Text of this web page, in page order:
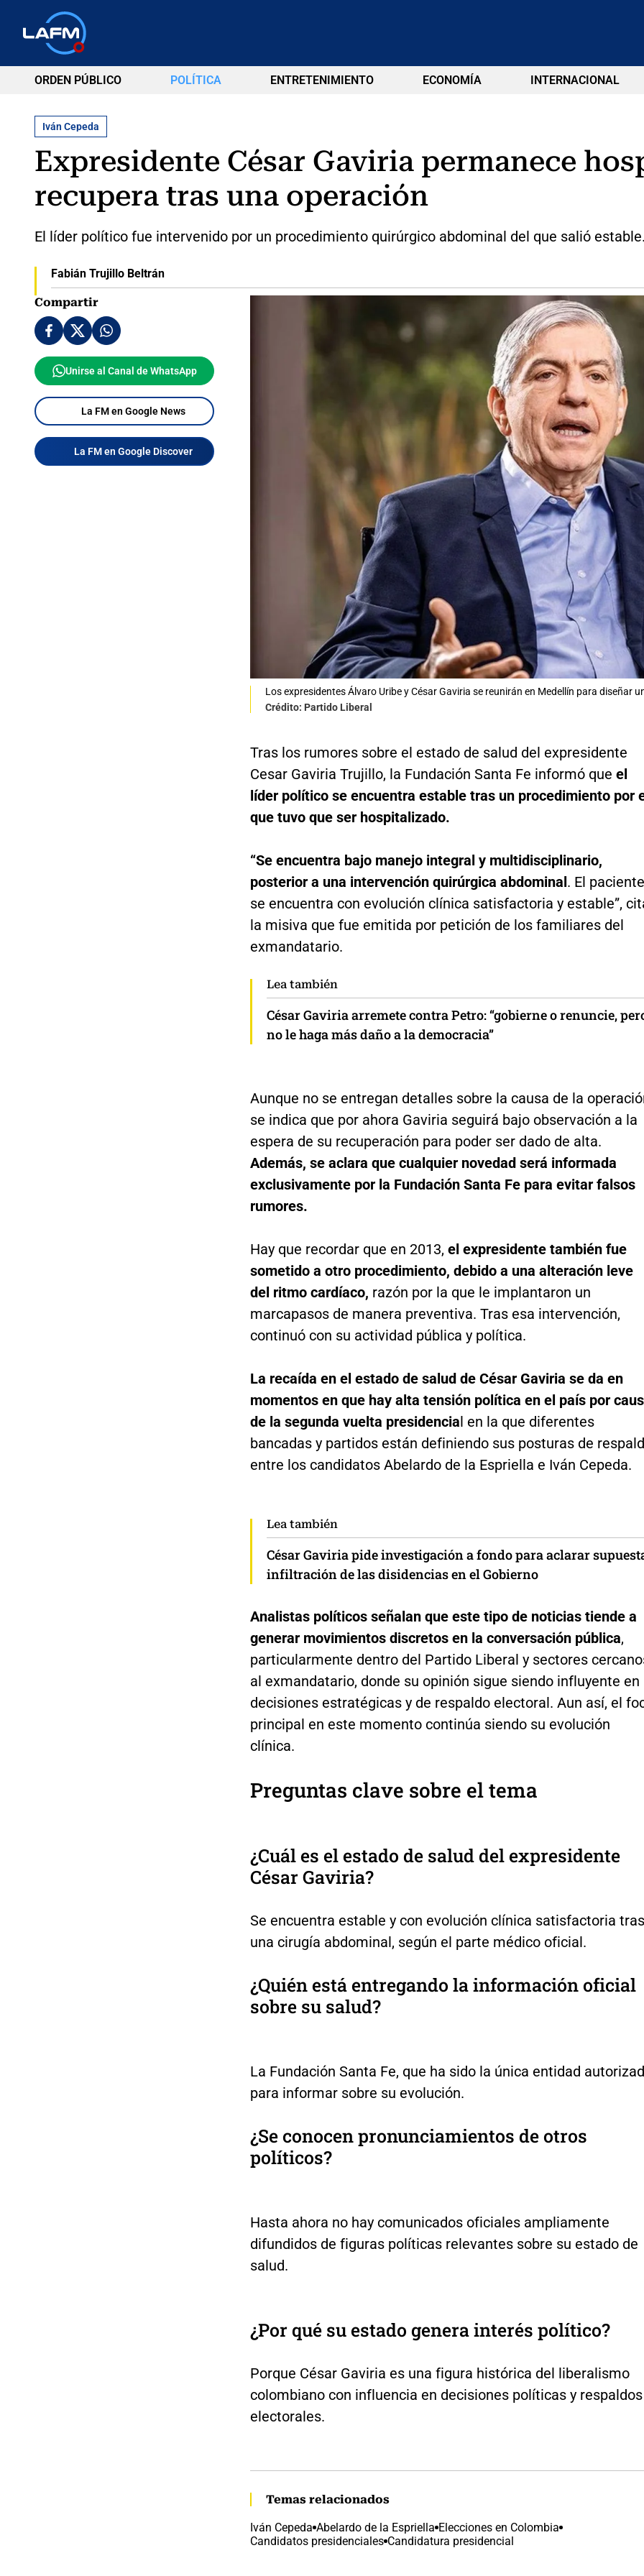
ORDEN PÚBLICO POLÍTICA ENTRETENIMIENTO ECONOMÍA INTERNACIONAL
Iván Cepeda
Expresidente César Gaviria permanece
recupera tras una operación
El líder político fue intervenido por un procedimiento quirúrgico abdominal del que salió
Fabián Trujillo Beltrán
Compartir
Unirse al Canal de WhatsApp
La FM en Google News
La FM en Google Discover
Los expresidentes Álvaro Uribe y César Gaviria se reunirán en Medellín para diseñar
Crédito: Partido Liberal
Tras los rumores sobre el estado de salud del expresidente
Cesar Gaviria Trujillo, la Fundación Santa Fe informó que el
líder político se encuentra estable tras un procedimiento por
que tuvo que ser hospitalizado.
“Se encuentra bajo manejo integral y multidisciplinario,
posterior a una intervención quirúrgica abdominal. El paciente
se encuentra con evolución clínica satisfactoria y estable”,
la misiva que fue emitida por petición de los familiares del
exmandatario.
Lea también
César Gaviria arremete contra Petro: “gobierne o renuncie,
no le haga más daño a la democracia”
Aunque no se entregan detalles sobre la causa de la
se indica que por ahora Gaviria seguirá bajo observación a la
espera de su recuperación para poder ser dado de alta.
Además, se aclara que cualquier novedad será informada
exclusivamente por la Fundación Santa Fe para evitar falsos
rumores.
Hay que recordar que en 2013, el expresidente también fue
sometido a otro procedimiento, debido a una alteración leve
del ritmo cardíaco, razón por la que le implantaron un
marcapasos de manera preventiva. Tras esa intervención,
continuó con su actividad pública y política.
La recaída en el estado de salud de César Gaviria se da en
momentos en que hay alta tensión política en el país por
de la segunda vuelta presidencial en la que diferentes
bancadas y partidos están definiendo sus posturas de
entre los candidatos Abelardo de la Espriella e Iván Cepeda.
Lea también
César Gaviria pide investigación a fondo para aclarar
infiltración de las disidencias en el Gobierno
Analistas políticos señalan que este tipo de noticias tiende a
generar movimientos discretos en la conversación pública,
particularmente dentro del Partido Liberal y sectores
al exmandatario, donde su opinión sigue siendo influyente en
decisiones estratégicas y de respaldo electoral. Aun así, el
principal en este momento continúa siendo su evolución
clínica.
Preguntas clave sobre el tema
¿Cuál es el estado de salud del expresidente
César Gaviria?
Se encuentra estable y con evolución clínica satisfactoria tras
una cirugía abdominal, según el parte médico oficial.
¿Quién está entregando la información oficial
sobre su salud?
La Fundación Santa Fe, que ha sido la única entidad
para informar sobre su evolución.
¿Se conocen pronunciamientos de otros
políticos?
Hasta ahora no hay comunicados oficiales ampliamente
difundidos de figuras políticas relevantes sobre su estado de
salud.
¿Por qué su estado genera interés político?
Porque César Gaviria es una figura histórica del liberalismo
colombiano con influencia en decisiones políticas y respaldos
electorales.
Temas relacionados
Iván Cepeda Abelardo de la Espriella Elecciones en Colombia
Candidatos presidenciales Candidatura presidencial